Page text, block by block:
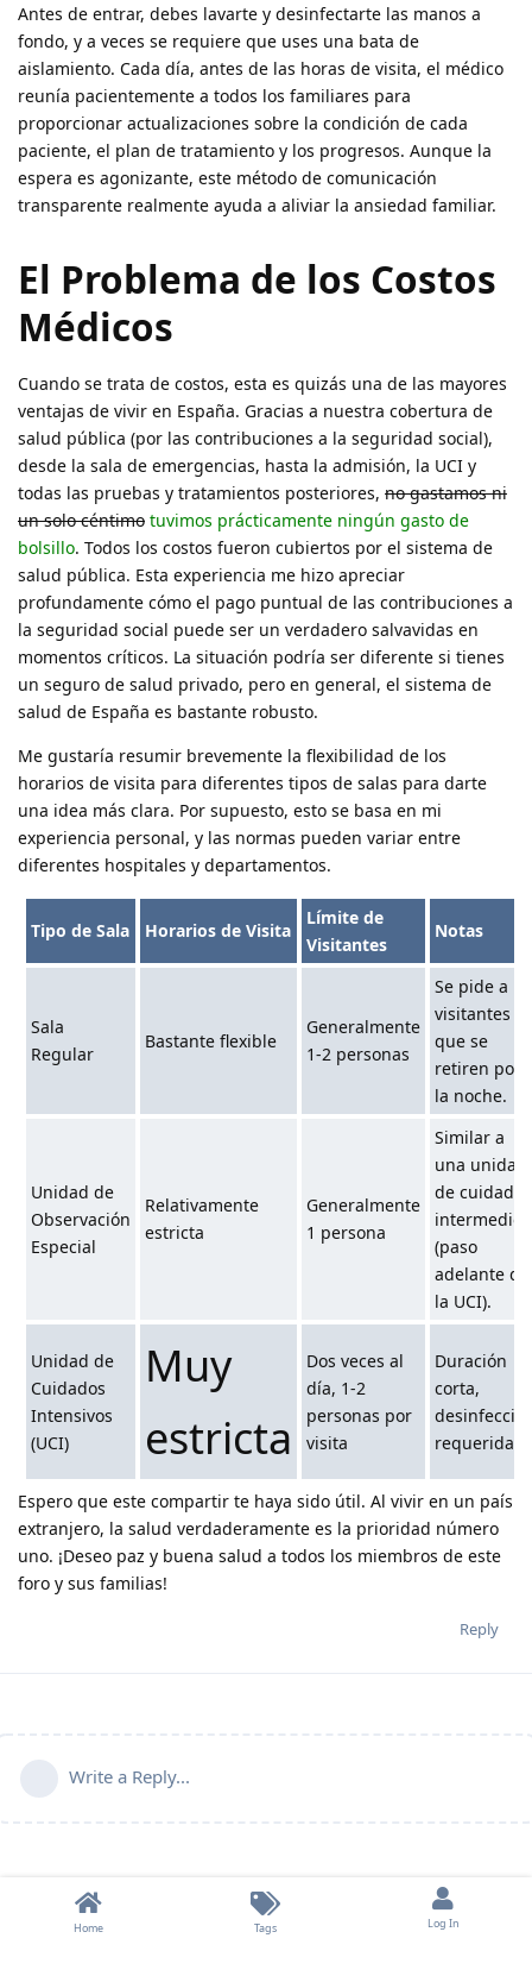
Antes de entrar, debes lavarte y desinfectarte las manos a
fondo, y a veces se requiere que uses una bata de
aislamiento. Cada día, antes de las horas de visita, el médico
reunía pacientemente a todos los familiares para
proporcionar actualizaciones sobre la condición de cada
paciente, el plan de tratamiento y los progresos. Aunque la
espera es agonizante, este método de comunicación
transparente realmente ayuda a aliviar la ansiedad familiar.
El Problema de los Costos
Médicos
Cuando se trata de costos, esta es quizás una de las mayores
ventajas de vivir en España. Gracias a nuestra cobertura de
salud pública (por las contribuciones a la seguridad social),
desde la sala de emergencias, hasta la admisión, la UCI y
todas las pruebas y tratamientos posteriores, no gastamos ni
un solo céntimo tuvimos prácticamente ningún gasto de
bolsillo. Todos los costos fueron cubiertos por el sistema de
salud pública. Esta experiencia me hizo apreciar
profundamente cómo el pago puntual de las contribuciones a
la seguridad social puede ser un verdadero salvavidas en
momentos críticos. La situación podría ser diferente si tienes
un seguro de salud privado, pero en general, el sistema de
salud de España es bastante robusto.
Me gustaría resumir brevemente la flexibilidad de los
horarios de visita para diferentes tipos de salas para darte
una idea más clara. Por supuesto, esto se basa en mi
experiencia personal, y las normas pueden variar entre
diferentes hospitales y departamentos.
Tipo de Sala Horarios de Visita
Límite de
Visitantes
Notas
Sala
Regular
Bastante flexible
Generalmente
1-2 personas
Se pide a
visitantes
que se
retiren por
la noche.
Unidad de
Observación
Especial
Relativamente
estricta
Generalmente
1 persona
Similar a
una unidad
de cuidados
intermedios
(paso
adelante de
la UCI).
Unidad de
Cuidados
Intensivos
(UCI)
Muy
estricta
Dos veces al
día, 1-2
personas por
visita
Duración
corta,
requerida.
Espero que este compartir te haya sido útil. Al vivir en un país
extranjero, la salud verdaderamente es la prioridad número
uno. ¡Deseo paz y buena salud a todos los miembros de este
foro y sus familias!
Reply
Write a Reply...
Home Tags Log In